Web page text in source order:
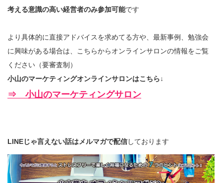
考える意識の高い経営者のみ参加可能です
より具体的に直接アドバイスを求めてる方や、最新事例、勉強会
に興味がある場合は、こちらからオンラインサロンの情報をご覧
ください（要審査制）
小山のマーケティングオンラインサロンはこちら↓
⇒ 小山のマーケティングサロン
LINEじゃ言えない話はメルマガで配信しております